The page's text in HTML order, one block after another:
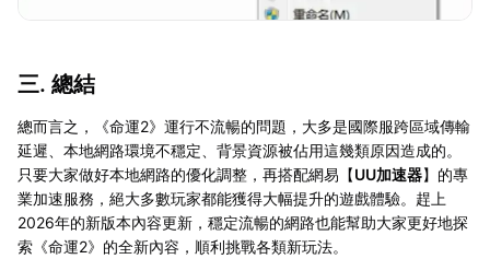
三. 總結
總而言之，《命運2》運行不流暢的問題，大多是國際服跨區域傳輸
延遲、本地網路環境不穩定、背景資源被佔用這幾類原因造成的。
只要大家做好本地網路的優化調整，再搭配網易【UU加速器】的專
業加速服務，絕大多數玩家都能獲得大幅提升的遊戲體驗。趕上
2026年的新版本內容更新，穩定流暢的網路也能幫助大家更好地探
索《命運2》的全新內容，順利挑戰各類新玩法。